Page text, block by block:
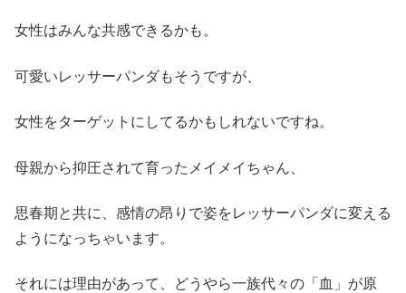
女性はみんな共感できるかも。
可愛いレッサーパンダもそうですが、
女性をターゲットにしてるかもしれないですね。
母親から抑圧されて育ったメイメイちゃん、
思春期と共に、感情の昂りで姿をレッサーパンダに変える
ようになっちゃいます。
それには理由があって、どうやら一族代々の「血」が原